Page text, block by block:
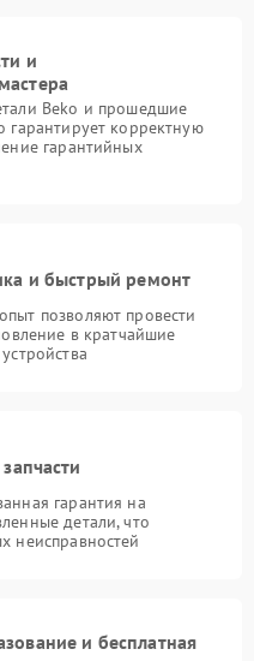
и
Beko и прошедшие
гарантирует корректную
гарантийных
и быстрый ремонт
позволяют провести
в кратчайшие
гарантия на
детали, что
неисправностей
и бесплатная